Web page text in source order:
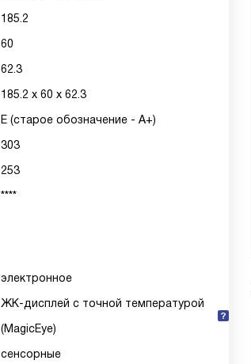
185.2
60
62.3
185.2 х 60 х 62.3
E (старое обозначение - A+)
303
253
****
электронное
ЖК-дисплей с точной температурой
(MagicEye)
сенсорные